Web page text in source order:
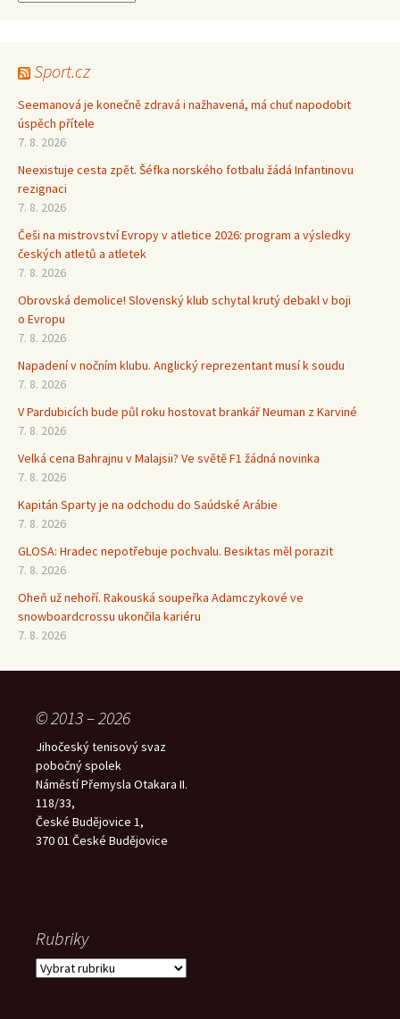
Sport.cz
Seemanová je konečně zdravá i nažhavená, má chuť napodobit
úspěch přítele
7. 8. 2026
Neexistuje cesta zpět. Šéfka norského fotbalu žádá Infantinovu
rezignaci
7. 8. 2026
Češi na mistrovství Evropy v atletice 2026: program a výsledky
českých atletů a atletek
7. 8. 2026
Obrovská demolice! Slovenský klub schytal krutý debakl v boji
o Evropu
7. 8. 2026
Napadení v nočním klubu. Anglický reprezentant musí k soudu
7. 8. 2026
V Pardubicích bude půl roku hostovat brankář Neuman z Karviné
7. 8. 2026
Velká cena Bahrajnu v Malajsii? Ve světě F1 žádná novinka
7. 8. 2026
Kapitán Sparty je na odchodu do Saúdské Arábie
7. 8. 2026
GLOSA: Hradec nepotřebuje pochvalu. Besiktas měl porazit
7. 8. 2026
Oheň už nehoří. Rakouská soupeřka Adamczykové ve
snowboardcrossu ukončila kariéru
7. 8. 2026
© 2013 – 2026
Jihočeský tenisový svaz
pobočný spolek
Náměstí Přemysla Otakara II.
118/33,
České Budějovice 1,
370 01 České Budějovice
Rubriky
Rubriky